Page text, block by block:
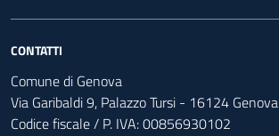
CONTATTI
Comune di Genova
Via Garibaldi 9, Palazzo Tursi - 16124 Genova
Codice fiscale / P. IVA: 00856930102